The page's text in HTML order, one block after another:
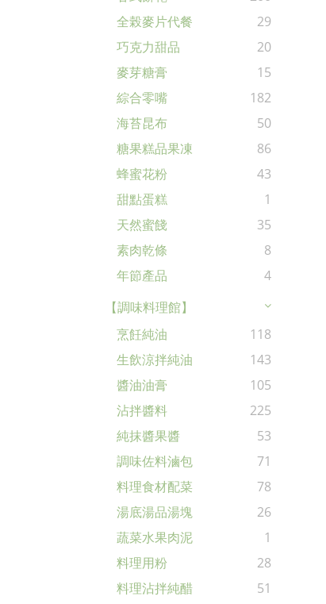
全榖麥片代餐
29
巧克力甜品
20
麥芽糖膏
15
綜合零嘴
182
海苔昆布
50
糖果糕品果凍
86
蜂蜜花粉
43
甜點蛋糕
1
天然蜜餞
35
素肉乾條
8
年節產品
4
【調味料理館】
烹飪純油
118
生飲涼拌純油
143
醬油油膏
105
沾拌醬料
225
純抹醬果醬
53
調味佐料滷包
71
料理食材配菜
78
湯底湯品湯塊
26
蔬菜水果肉泥
1
料理用粉
28
料理沾拌純醋
51